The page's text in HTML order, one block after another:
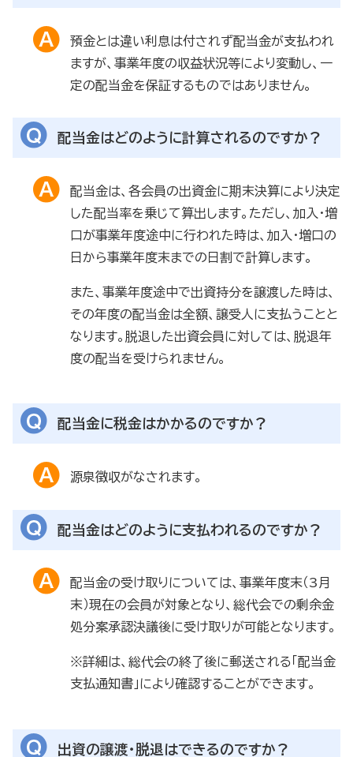
預金とは違い利息は付されず配当金が支払われ
ますが、事業年度の収益状況等により変動し、一
定の配当金を保証するものではありません。
配当金はどのように計算されるのですか？
配当金は、各会員の出資金に期末決算により決定
した配当率を乗じて算出します。ただし、加入・増
口が事業年度途中に行われた時は、加入・増口の
日から事業年度末までの日割で計算します。
また、事業年度途中で出資持分を譲渡した時は、
その年度の配当金は全額、譲受人に支払うことと
なります。脱退した出資会員に対しては、脱退年
度の配当を受けられません。
配当金に税金はかかるのですか？
源泉徴収がなされます。
配当金はどのように支払われるのですか？
配当金の受け取りについては、事業年度末（3月
末）現在の会員が対象となり、総代会での剰余金
処分案承認決議後に受け取りが可能となります。
※詳細は、総代会の終了後に郵送される「配当金
支払通知書」により確認することができます。
出資の譲渡・脱退はできるのですか？